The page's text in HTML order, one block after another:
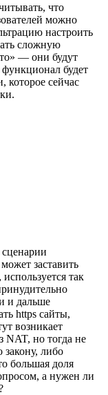
что
можно
настроить
сложную
— они будут
будет
которое сейчас
заставить
так
и дальше
https сайты,
возникает
NAT, но тогда не
закону, либо
большая доля
а нужен ли